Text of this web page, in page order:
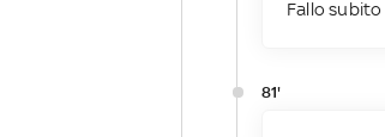
Fallo subito
81'